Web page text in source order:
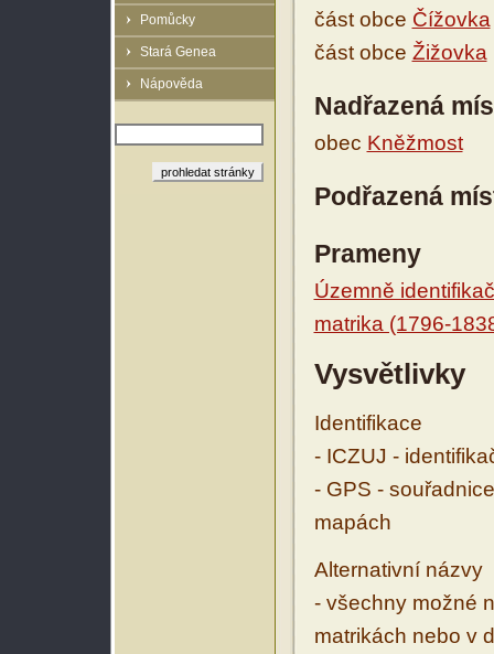
Pomůcky
Stará Genea
Nápověda
část obce Čížovka
část obce Žižovka
Nadřazená
obec Kněžmost
Podřazená
Prameny
Územně
matrika (1796-
Vysvětlivky
Identifikace
- ICZUJ -
- GPS -
mapách
Alternativní názvy
- všechny možné
matrikách nebo v